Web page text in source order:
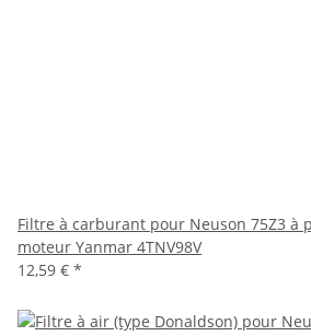
Filtre à carburant pour Neuson 75Z3 à
moteur Yanmar 4TNV98V
12,59 € *